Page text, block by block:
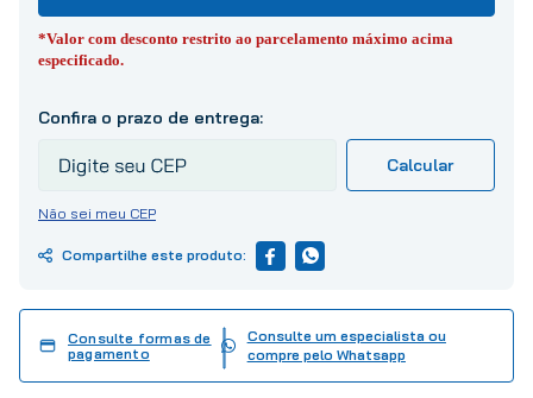
*Valor com desconto restrito ao parcelamento máximo acima
especificado.
Não sei meu CEP
Consulte formas de
pagamento
Consulte um especialista ou
compre pelo Whatsapp